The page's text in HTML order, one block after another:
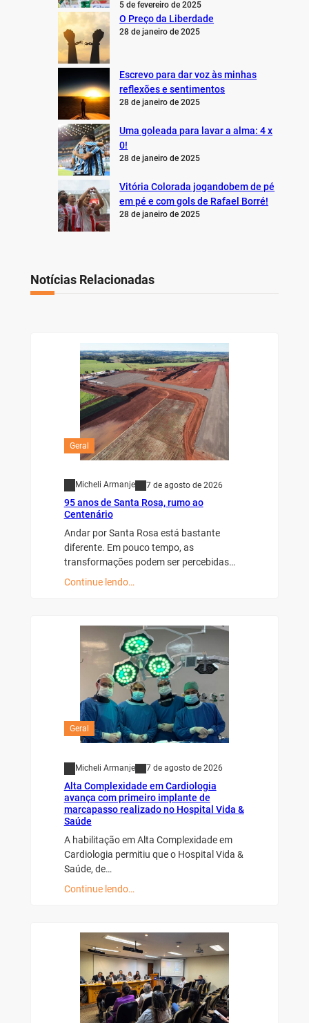
5 de fevereiro de 2025
O Preço da Liberdade
28 de janeiro de 2025
Escrevo para dar voz às minhas
reflexões e sentimentos
28 de janeiro de 2025
Uma goleada para lavar a alma: 4 x
0!
28 de janeiro de 2025
Vitória Colorada jogandobem de pé
em pé e com gols de Rafael Borré!
28 de janeiro de 2025
Notícias Relacionadas
Geral
Micheli Armanje 7 de agosto de 2026
95 anos de Santa Rosa, rumo ao
Centenário
Andar por Santa Rosa está bastante
diferente. Em pouco tempo, as
transformações podem ser percebidas…
Continue lendo…
Geral
Micheli Armanje 7 de agosto de 2026
Alta Complexidade em Cardiologia
avança com primeiro implante de
marcapasso realizado no Hospital Vida &
Saúde
A habilitação em Alta Complexidade em
Cardiologia permitiu que o Hospital Vida &
Saúde, de…
Continue lendo…